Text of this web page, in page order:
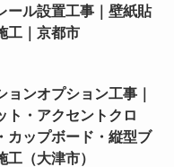
ール設置工事｜壁紙貼
工｜京都市
ョンオプション工事｜
ト・アクセントクロ
カップボード・縦型ブ
工（大津市）